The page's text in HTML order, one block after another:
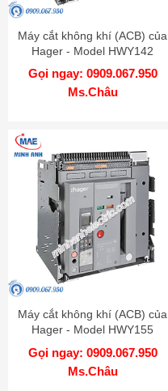
Máy cắt không khí (ACB) của
Hager - Model HWY142
Gọi ngay: 0909.067.950
Ms.Châu
Máy cắt không khí (ACB) của
Hager - Model HWY155
Gọi ngay: 0909.067.950
Ms.Châu